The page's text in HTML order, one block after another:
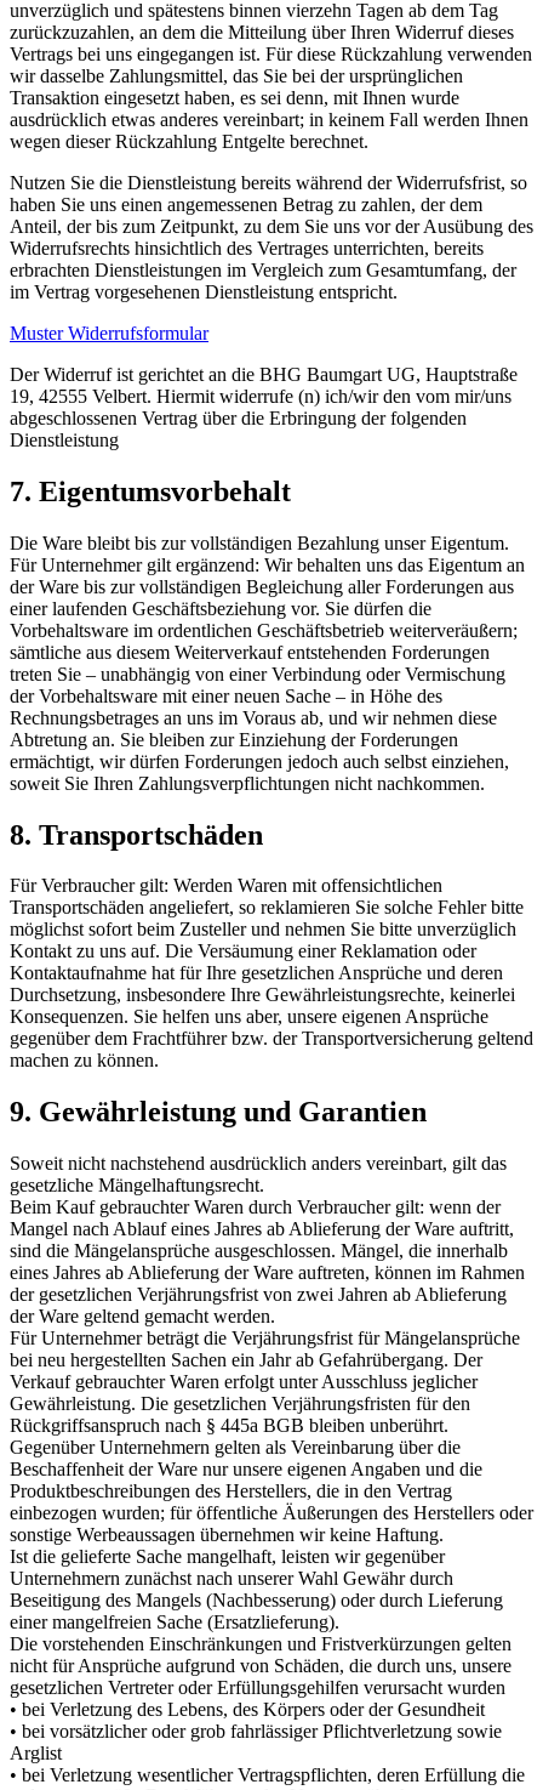
unverzüglich und spätestens binnen vierzehn Tagen ab dem Tag
zurückzuzahlen, an dem die Mitteilung über Ihren Widerruf dieses
Vertrags bei uns eingegangen ist. Für diese Rückzahlung verwenden
wir dasselbe Zahlungsmittel, das Sie bei der ursprünglichen
Transaktion eingesetzt haben, es sei denn, mit Ihnen wurde
ausdrücklich etwas anderes vereinbart; in keinem Fall werden Ihnen
wegen dieser Rückzahlung Entgelte berechnet.
Nutzen Sie die Dienstleistung bereits während der Widerrufsfrist, so
haben Sie uns einen angemessenen Betrag zu zahlen, der dem
Anteil, der bis zum Zeitpunkt, zu dem Sie uns vor der Ausübung des
Widerrufsrechts hinsichtlich des Vertrages unterrichten, bereits
erbrachten Dienstleistungen im Vergleich zum Gesamtumfang, der
im Vertrag vorgesehenen Dienstleistung entspricht.
Muster Widerrufsformular
Der Widerruf ist gerichtet an die BHG Baumgart UG, Hauptstraße
19, 42555 Velbert. Hiermit widerrufe (n) ich/wir den vom mir/uns
abgeschlossenen Vertrag über die Erbringung der folgenden
Dienstleistung
7. Eigentumsvorbehalt
Die Ware bleibt bis zur vollständigen Bezahlung unser Eigentum.
Für Unternehmer gilt ergänzend: Wir behalten uns das Eigentum an
der Ware bis zur vollständigen Begleichung aller Forderungen aus
einer laufenden Geschäftsbeziehung vor. Sie dürfen die
Vorbehaltsware im ordentlichen Geschäftsbetrieb weiterveräußern;
sämtliche aus diesem Weiterverkauf entstehenden Forderungen
treten Sie – unabhängig von einer Verbindung oder Vermischung
der Vorbehaltsware mit einer neuen Sache – in Höhe des
Rechnungsbetrages an uns im Voraus ab, und wir nehmen diese
Abtretung an. Sie bleiben zur Einziehung der Forderungen
ermächtigt, wir dürfen Forderungen jedoch auch selbst einziehen,
soweit Sie Ihren Zahlungsverpflichtungen nicht nachkommen.
8. Transportschäden
Für Verbraucher gilt: Werden Waren mit offensichtlichen
Transportschäden angeliefert, so reklamieren Sie solche Fehler bitte
möglichst sofort beim Zusteller und nehmen Sie bitte unverzüglich
Kontakt zu uns auf. Die Versäumung einer Reklamation oder
Kontaktaufnahme hat für Ihre gesetzlichen Ansprüche und deren
Durchsetzung, insbesondere Ihre Gewährleistungsrechte, keinerlei
Konsequenzen. Sie helfen uns aber, unsere eigenen Ansprüche
gegenüber dem Frachtführer bzw. der Transportversicherung geltend
machen zu können.
9. Gewährleistung und Garantien
Soweit nicht nachstehend ausdrücklich anders vereinbart, gilt das
gesetzliche Mängelhaftungsrecht.
Beim Kauf gebrauchter Waren durch Verbraucher gilt: wenn der
Mangel nach Ablauf eines Jahres ab Ablieferung der Ware auftritt,
sind die Mängelansprüche ausgeschlossen. Mängel, die innerhalb
eines Jahres ab Ablieferung der Ware auftreten, können im Rahmen
der gesetzlichen Verjährungsfrist von zwei Jahren ab Ablieferung
der Ware geltend gemacht werden.
Für Unternehmer beträgt die Verjährungsfrist für Mängelansprüche
bei neu hergestellten Sachen ein Jahr ab Gefahrübergang. Der
Verkauf gebrauchter Waren erfolgt unter Ausschluss jeglicher
Gewährleistung. Die gesetzlichen Verjährungsfristen für den
Rückgriffsanspruch nach § 445a BGB bleiben unberührt.
Gegenüber Unternehmern gelten als Vereinbarung über die
Beschaffenheit der Ware nur unsere eigenen Angaben und die
Produktbeschreibungen des Herstellers, die in den Vertrag
einbezogen wurden; für öffentliche Äußerungen des Herstellers oder
sonstige Werbeaussagen übernehmen wir keine Haftung.
Ist die gelieferte Sache mangelhaft, leisten wir gegenüber
Unternehmern zunächst nach unserer Wahl Gewähr durch
Beseitigung des Mangels (Nachbesserung) oder durch Lieferung
einer mangelfreien Sache (Ersatzlieferung).
Die vorstehenden Einschränkungen und Fristverkürzungen gelten
nicht für Ansprüche aufgrund von Schäden, die durch uns, unsere
gesetzlichen Vertreter oder Erfüllungsgehilfen verursacht wurden
• bei Verletzung des Lebens, des Körpers oder der Gesundheit
• bei vorsätzlicher oder grob fahrlässiger Pflichtverletzung sowie
Arglist
• bei Verletzung wesentlicher Vertragspflichten, deren Erfüllung die